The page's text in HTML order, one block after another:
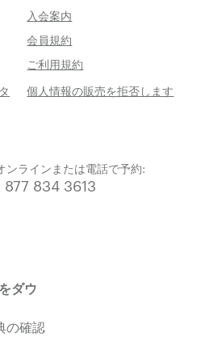
入会案内
会員規約
ご利用規約
個人情報の販売を拒否します
ンラインまたは電話で予約:
877 834 3613
ダウ
の確認